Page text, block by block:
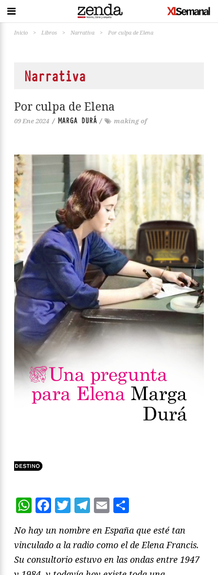
Inicio > Libros > Narrativa > Por culpa de Elena
Narrativa
Por culpa de Elena
09 Ene 2024 / MARGA DURÁ / making of
WhatsApp
Facebook
Twitter
Telegram
Email
No hay un nombre en España que esté tan
vinculado a la radio como el de Elena Francis.
Su consultorio estuvo en las ondas entre 1947